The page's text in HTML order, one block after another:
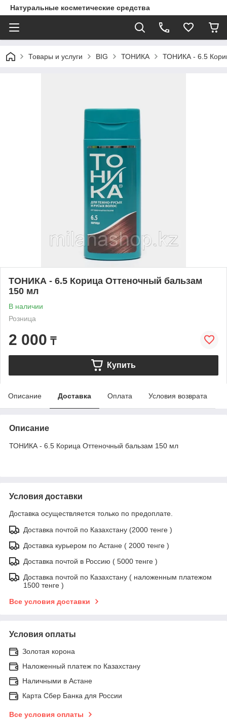
Натуральные косметические средства
Товары и услуги BIG ТОНИКА ТОНИКА - 6.5
ТОНИКА - 6.5 Корица Оттеночный бальзам
150 мл
В наличии
Розница
2 000 ₸
Купить
Описание Доставка Оплата Условия возврата
Описание
ТОНИКА - 6.5 Корица Оттеночный бальзам 150 мл
Условия доставки
Доставка осуществляется только по предоплате.
Доставка почтой по Казахстану (2000 тенге )
Доставка курьером по Астане ( 2000 тенге )
Доставка почтой в Россию ( 5000 тенге )
Доставка почтой по Казахстану ( наложенным платежом
1500 тенге )
Все условия доставки
Условия оплаты
Золотая корона
Наложенный платеж по Казахстану
Наличными в Астане
Карта Сбер Банка для России
Все условия оплаты